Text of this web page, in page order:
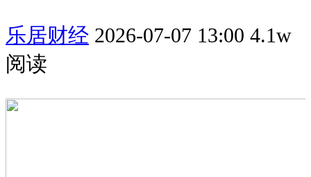
乐居财经 2026-07-07 13:00 4.1w
阅读